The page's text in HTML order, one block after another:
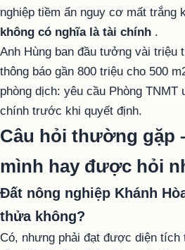
nghiệp tiềm ẩn nguy cơ mất trắng
không có nghĩa là tài chính .
Anh Hùng ban đầu tưởng vài triệu
thông báo gần 800 triệu cho 500
phòng dịch: yêu cầu Phòng
chính trước khi quyết định.
Câu hỏi thường gặp
mình hay được hỏi
Đất nông nghiệp Khánh
thửa không?
Có, nhưng phải đạt được diện tích